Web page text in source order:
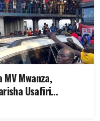
MV Mwanza,
Usafiri